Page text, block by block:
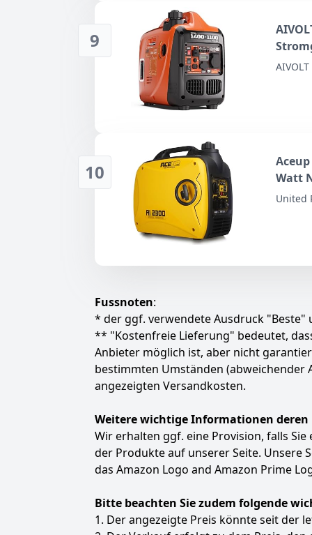
9
AIVOLT
10
Watt
United
Fussnoten:
* der ggf. verwendete Ausdruck "Beste"
** "Kostenfreie Lieferung" bedeutet,
Anbieter möglich ist, aber nicht
bestimmten Umständen (abweichender
angezeigten Versandkosten.
Weitere wichtige Informationen
Wir erhalten ggf. eine Provision, falls
der Produkte auf unserer Seite. Unsere
das Amazon Logo and Amazon Prime
Bitte beachten Sie zudem folgende
1. Der angezeigte Preis könnte seit der